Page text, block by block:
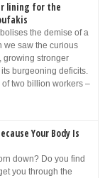
lining for the
the demise of a
we saw the curious
growing stronger
burgeoning deficits.
two billion workers –
Your Body Is
down? Do you find
you through the